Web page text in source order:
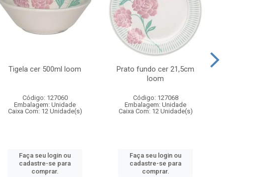
Tigela cer 500ml loom
Código: 127060
Embalagem: Unidade
Caixa Com: 12 Unidade(s)
Faça seu login ou
cadastre-se para
comprar.
Prato fundo cer 21,5cm
loom
Código: 127068
Embalagem: Unidade
Caixa Com: 12 Unidade(s)
Faça seu login ou
cadastre-se para
comprar.